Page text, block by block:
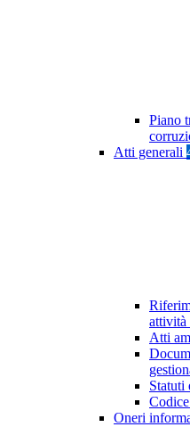
Piano
Atti generali
attività
Atti
Statuti
Oneri